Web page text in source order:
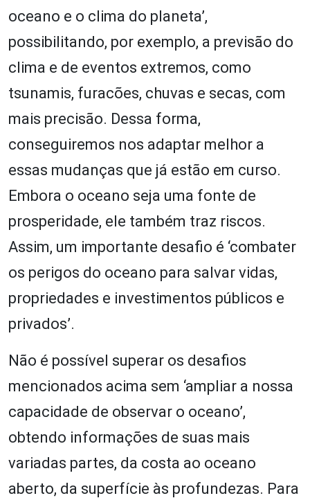
oceano e o clima do planeta’,
possibilitando, por exemplo, a previsão do
clima e de eventos extremos, como
tsunamis, furacões, chuvas e secas, com
mais precisão. Dessa forma,
conseguiremos nos adaptar melhor a
essas mudanças que já estão em curso.
Embora o oceano seja uma fonte de
prosperidade, ele também traz riscos.
Assim, um importante desafio é ‘combater
os perigos do oceano para salvar vidas,
propriedades e investimentos públicos e
privados’.
Não é possível superar os desafios
mencionados acima sem ‘ampliar a nossa
capacidade de observar o oceano’,
obtendo informações de suas mais
variadas partes, da costa ao oceano
aberto, da superfície às profundezas. Para